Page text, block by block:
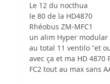
Le 12 du nocthua
le 80 de la HD4870
Rhéobus ZM-MFC1
un alim Hyper
au total 11 ventilo "et
avec ça et ma HD 4870
FC2 tout au max sans